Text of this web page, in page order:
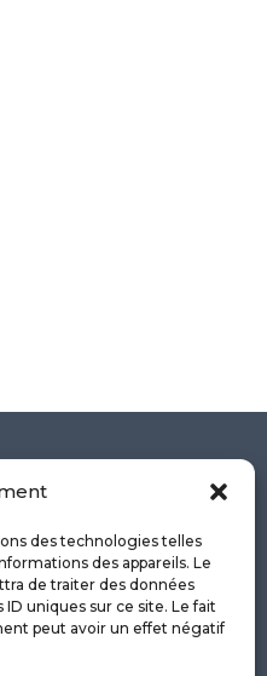
des technologies telles
des appareils. Le
de traiter des données
uniques sur ce site. Le fait
peut avoir un effet négatif